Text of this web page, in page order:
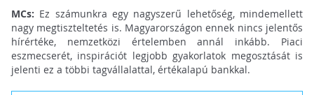
MCs: Ez számunkra egy nagyszerű lehetőség, mindemellett
nagy megtiszteltetés is. Magyarországon ennek nincs jelentős
hírértéke, nemzetközi értelemben annál inkább. Piaci
eszmecserét, inspirációt legjobb gyakorlatok megosztását is
jelenti ez a többi tagvállalattal, értékalapú bankkal.